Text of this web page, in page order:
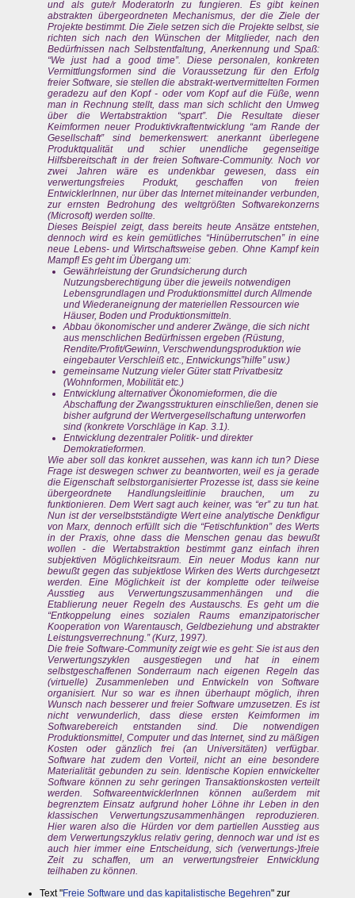
und als gute/r ModeratorIn zu fungieren. Es gibt keinen
abstrakten übergeordneten Mechanismus, der die Ziele der
Projekte bestimmt. Die Ziele setzen sich die Projekte selbst, sie
richten sich nach den Wünschen der Mitglieder, nach den
Bedürfnissen nach Selbstentfaltung, Anerkennung und Spaß:
“We just had a good time”. Diese personalen, konkreten
Vermittlungsformen sind die Voraussetzung für den Erfolg
freier Software, sie stellen die abstrakt-wertvermittelten Formen
geradezu auf den Kopf - oder vom Kopf auf die Füße, wenn
man in Rechnung stellt, dass man sich schlicht den Umweg
über die Wertabstraktion “spart”. Die Resultate dieser
Keimformen neuer Produktivkraftentwicklung “am Rande der
Gesellschaft” sind bemerkenswert: anerkannt überlegene
Produktqualität und schier unendliche gegenseitige
Hilfsbereitschaft in der freien Software-Community. Noch vor
zwei Jahren wäre es undenkbar gewesen, dass ein
verwertungsfreies Produkt, geschaffen von freien
EntwicklerInnen, nur über das Internet miteinander verbunden,
zur ernsten Bedrohung des weltgrößten Softwarekonzerns
(Microsoft) werden sollte.
Dieses Beispiel zeigt, dass bereits heute Ansätze entstehen,
dennoch wird es kein gemütliches “Hinüberrutschen” in eine
neue Lebens- und Wirtschaftsweise geben. Ohne Kampf kein
Mampf! Es geht im Übergang um:
Gewährleistung der Grundsicherung durch
Nutzungsberechtigung über die jeweils notwendigen
Lebensgrundlagen und Produktionsmittel durch Allmende
und Wiederaneignung der materiellen Ressourcen wie
Häuser, Boden und Produktionsmitteln.
Abbau ökonomischer und anderer Zwänge, die sich nicht
aus menschlichen Bedürfnissen ergeben (Rüstung,
Rendite/Profit/Gewinn, Verschwendungsproduktion wie
eingebauter Verschleiß etc., Entwickungs”hilfe” usw.)
gemeinsame Nutzung vieler Güter statt Privatbesitz
(Wohnformen, Mobilität etc.)
Entwicklung alternativer Ökonomieformen, die die
Abschaffung der Zwangsstrukturen einschließen, denen sie
bisher aufgrund der Wertvergesellschaftung unterworfen
sind (konkrete Vorschläge in Kap. 3.1).
Entwicklung dezentraler Politik- und direkter
Demokratieformen.
Wie aber soll das konkret aussehen, was kann ich tun? Diese
Frage ist deswegen schwer zu beantworten, weil es ja gerade
die Eigenschaft selbstorganisierter Prozesse ist, dass sie keine
übergeordnete Handlungsleitlinie brauchen, um zu
funktionieren. Dem Wert sagt auch keiner, was “er” zu tun hat.
Nun ist der verselbstständigte Wert eine analytische Denkfigur
von Marx, dennoch erfüllt sich die “Fetischfunktion” des Werts
in der Praxis, ohne dass die Menschen genau das bewußt
wollen - die Wertabstraktion bestimmt ganz einfach ihren
subjektiven Möglichkeitsraum. Ein neuer Modus kann nur
bewußt gegen das subjektlose Wirken des Werts durchgesetzt
werden. Eine Möglichkeit ist der komplette oder teilweise
Ausstieg aus Verwertungszusammenhängen und die
Etablierung neuer Regeln des Austauschs. Es geht um die
“Entkoppelung eines sozialen Raums emanzipatorischer
Kooperation von Warentausch, Geldbeziehung und abstrakter
Leistungsverrechnung.” (Kurz, 1997).
Die freie Software-Community zeigt wie es geht: Sie ist aus den
Verwertungszyklen ausgestiegen und hat in einem
selbstgeschaffenen Sonderraum nach eigenen Regeln das
(virtuelle) Zusammenleben und Entwickeln von Software
organisiert. Nur so war es ihnen überhaupt möglich, ihren
Wunsch nach besserer und freier Software umzusetzen. Es ist
nicht verwunderlich, dass diese ersten Keimformen im
Softwarebereich entstanden sind. Die notwendigen
Produktionsmittel, Computer und das Internet, sind zu mäßigen
Kosten oder gänzlich frei (an Universitäten) verfügbar.
Software hat zudem den Vorteil, nicht an eine besondere
Materialität gebunden zu sein. Identische Kopien entwickelter
Software können zu sehr geringen Transaktionskosten verteilt
werden. SoftwareentwicklerInnen können außerdem mit
begrenztem Einsatz aufgrund hoher Löhne ihr Leben in den
klassischen Verwertungszusammenhängen reproduzieren.
Hier waren also die Hürden vor dem partiellen Ausstieg aus
dem Verwertungszyklus relativ gering, dennoch war und ist es
auch hier immer eine Entscheidung, sich (verwertungs-)freie
Zeit zu schaffen, um an verwertungsfreier Entwicklung
teilhaben zu können.
Text "Freie Software und das kapitalistische Begehren" zur